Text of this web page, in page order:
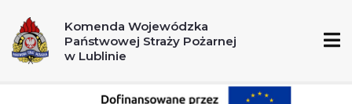
998
Komenda Wojewódzka
Państwowej Straży Pożarnej
w Lublinie